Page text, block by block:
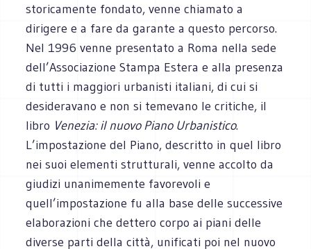
storicamente fondato, venne chiamato a
dirigere e a fare da garante a questo percorso.
Nel 1996 venne presentato a Roma nella sede
dell’Associazione Stampa Estera e alla presenza
di tutti i maggiori urbanisti italiani, di cui si
desideravano e non si temevano le critiche, il
libro Venezia: il nuovo Piano Urbanistico.
L’impostazione del Piano, descritto in quel libro
nei suoi elementi strutturali, venne accolto da
giudizi unanimemente favorevoli e
quell’impostazione fu alla base delle successive
elaborazioni che dettero corpo ai piani delle
diverse parti della città, unificati poi nel nuovo